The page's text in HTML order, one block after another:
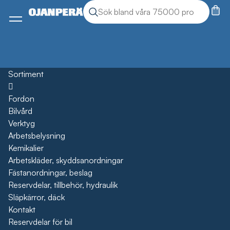
Sök produkter
Sök
Meny
Sortiment
Öppna
Fordon
Bilvård
Verktyg
Arbetsbelysning
Kemikalier
Arbetskläder, skyddsanordningar
Fästanordningar, beslag
Reservdelar, tillbehör, hydraulik
Släpkärror, däck
Kontakt
Reservdelar för bil